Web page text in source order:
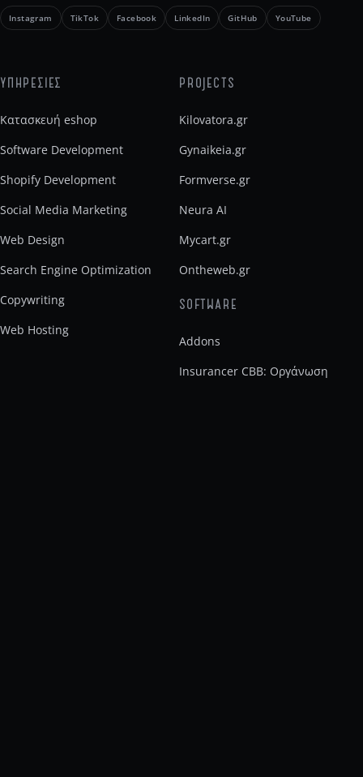
Instagram TikTok Facebook LinkedIn GitHub YouTube
ΥΠΗΡΕΣΙΕΣ
Κατασκευή eshop
Software Development
Shopify Development
Social Media Marketing
Web Design
Search Engine Optimization
Copywriting
Web Hosting
PROJECTS
Kilovatora.gr
Gynaikeia.gr
Formverse.gr
Neura AI
Mycart.gr
Ontheweb.gr
SOFTWARE
Addons
Insurancer CBB: Οργάνωση